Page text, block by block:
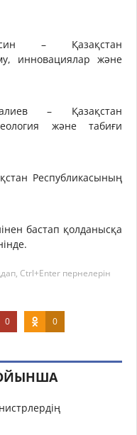
– Қазақстан
инновациялар және
– Қазақстан
және табиғи
Республикасының
бастап қолданысқа
Ctrl+Enter пернелерін
0 0